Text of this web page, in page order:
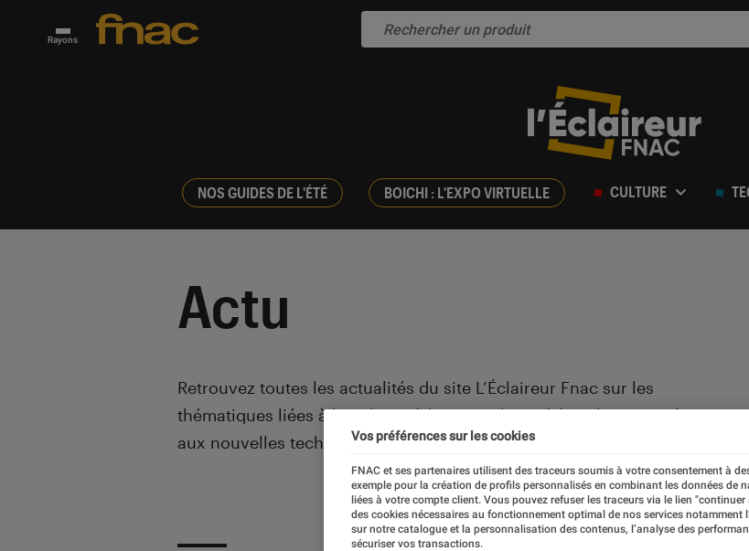
Rayons
NOS GUIDES DE L'ÉTÉ BOICHI : L'EXPO VIRTUELLE CULTURE
Actu
Introduction
Retrouvez toutes les actualités du site L’Éclaireur Fnac sur les
thématiques liées à la culture, à la pop culture, à la culture numérique et
aux nouvelles technologies.Vos préférences sur les cookies
FNAC et ses partenaires utilisent des traceurs soumis à votre consentement à
exemple pour la création de profils personnalisés en combinant les données de
liées à votre compte client. Vous pouvez refuser les traceurs via le lien "continuer
des cookies nécessaires au fonctionnement optimal de nos services notamment
sur notre catalogue et la personnalisation des contenus, l’analyse des
sécuriser vos transactions.